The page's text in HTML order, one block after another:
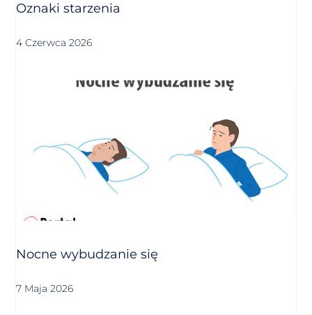
Oznaki starzenia
4 Czerwca 2026
Nocne wybudzanie się
7 Maja 2026